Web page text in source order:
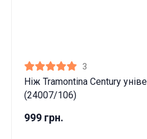
3
Ніж Tramontina Century
(24007/106)
999 грн.